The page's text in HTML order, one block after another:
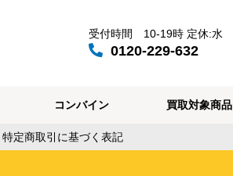
受付時間 10-19時 定休:水
0120-229-632
コンバイン 買取対象商品
特定商取引に基づく表記